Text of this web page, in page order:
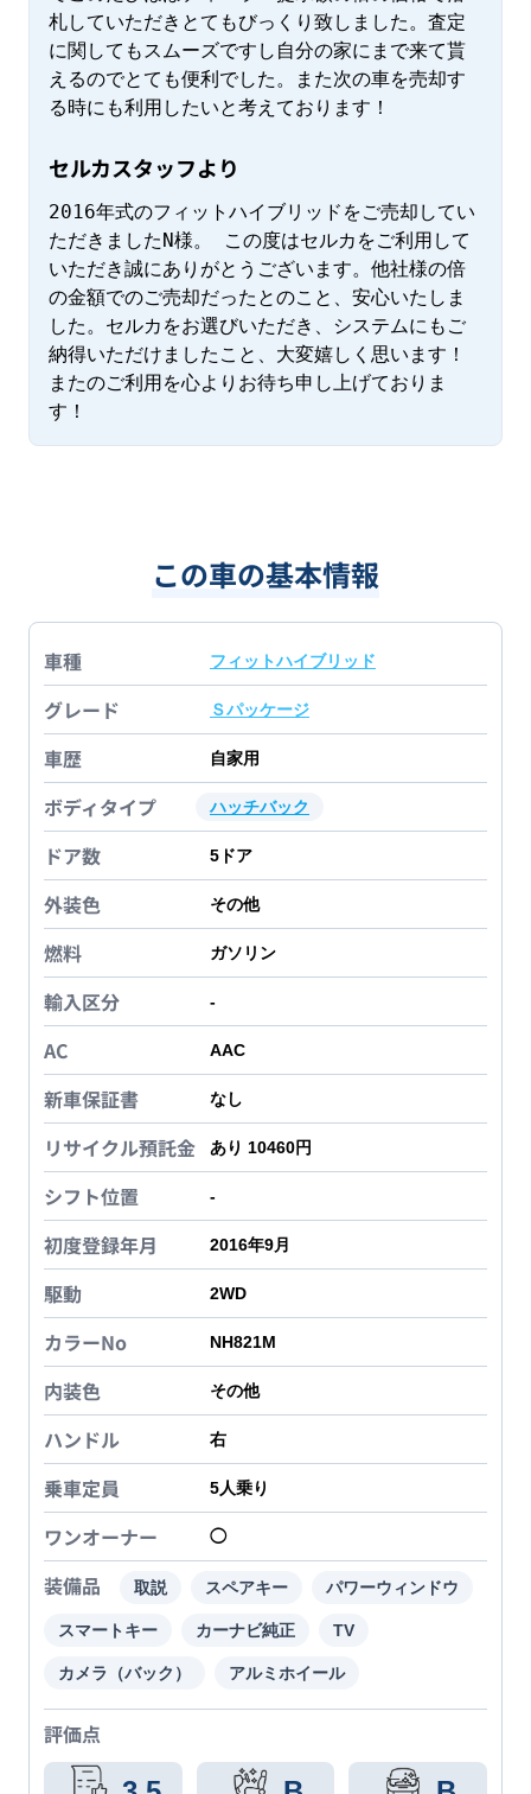
札していただきとてもびっくり致しました。査定
に関してもスムーズですし自分の家にまで来て貰
えるのでとても便利でした。また次の車を売却す
る時にも利用したいと考えております！
セルカスタッフより
2016年式のフィットハイブリッドをご売却してい
ただきましたN様。 この度はセルカをご利用して
いただき誠にありがとうございます。他社様の倍
の金額でのご売却だったとのこと、安心いたしま
した。セルカをお選びいただき、システムにもご
納得いただけましたこと、大変嬉しく思います！
またのご利用を心よりお待ち申し上げておりま
す！
この車の基本情報
車種 フィットハイブリッド
グレード Ｓパッケージ
車歴 自家用
ボディタイプ ハッチバック
ドア数 5 ドア
外装色 その他
燃料 ガソリン
輸入区分 -
AC AAC
新車保証書 なし
リサイクル預託金 あり 10460円
シフト位置 -
初度登録年月 2016年9月
駆動 2WD
カラーNo NH821M
内装色 その他
ハンドル 右
乗車定員 5人乗り
ワンオーナー ◯
装備品 取説 スペアキー パワーウィンドウ
スマートキー カーナビ純正 TV
カメラ（バック） アルミホイール
評価点